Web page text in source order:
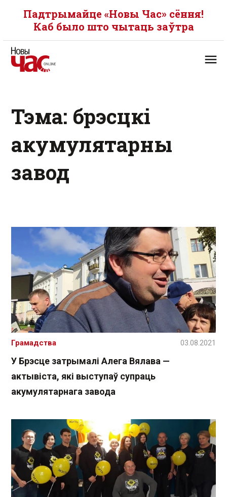
Падтрымайце «Новы Час» сёння!
Каб было што чытаць заўтра
Тэма: брэсцкі
акумулятарны
завод
У Брэсце затрымалі Алега Вялава —
актывіста, які выступаў супраць
акумулятарнага завода
Грамадства 03.08.2021